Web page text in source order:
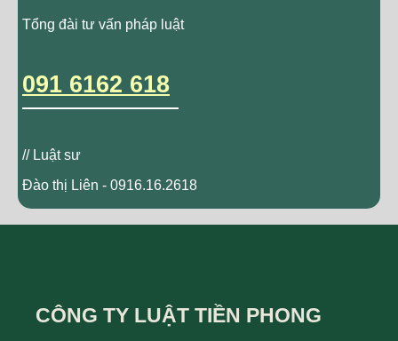
Tổng đài tư vấn pháp luật
091 6162 618
// Luật sư
Đào thị Liên - 0916.16.2618
CÔNG TY LUẬT TIỀN PHONG